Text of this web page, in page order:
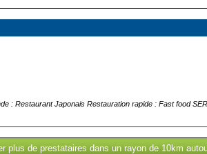
: Restaurant Japonais Restauration rapide : Fast food
plus de prestataires dans un rayon de 10km